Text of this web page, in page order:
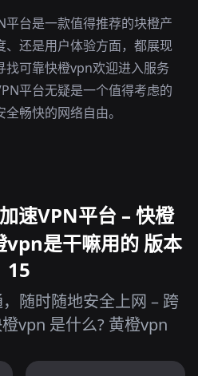
平台是一款值得推荐的块橙产
、还是用户体验方面，都展现
找可靠快橙vpn欢迎进入服务
平台无疑是一个值得考虑的
畅快的网络自由。
速VPN平台 – 快橙
是干嘛用的 版本
15
随时随地安全上网 – 跨
vpn 是什么? 黄橙vpn